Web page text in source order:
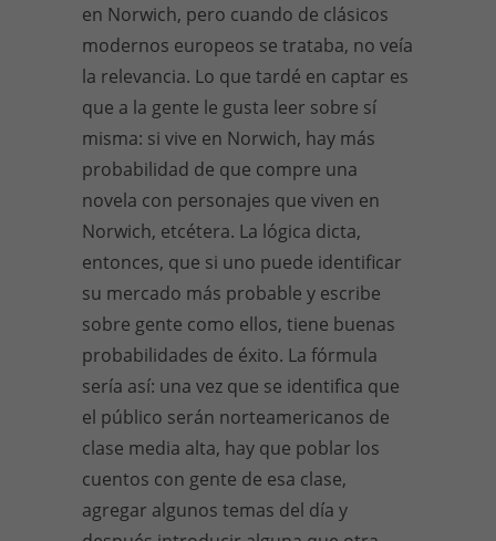
en Norwich, pero cuando de clásicos
modernos europeos se trataba, no veía
la relevancia. Lo que tardé en captar es
que a la gente le gusta leer sobre sí
misma: si vive en Norwich, hay más
probabilidad de que compre una
novela con personajes que viven en
Norwich, etcétera. La lógica dicta,
entonces, que si uno puede identificar
su mercado más probable y escribe
sobre gente como ellos, tiene buenas
probabilidades de éxito. La fórmula
sería así: una vez que se identifica que
el público serán norteamericanos de
clase media alta, hay que poblar los
cuentos con gente de esa clase,
agregar algunos temas del día y